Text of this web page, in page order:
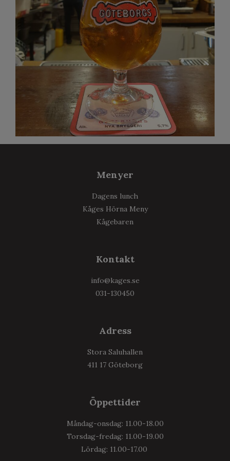
Menyer
Dagens lunch
Kåges Hörna Meny
Kågebaren
Kontakt
info@kages.se
031-130450
Adress
Stora Saluhallen
411 17 Göteborg
Öppettider
Måndag-onsdag: 11.00-18.00
Torsdag-fredag: 11.00-19.00
Lördag: 11.00-17.00